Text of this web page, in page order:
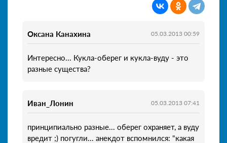
Оксана Канахина 05.03.2013 00:59
Интересно... Кукла-оберег и кукла-вуду - это
разные существа?
Иван_Лонин 05.03.2013 07:41
принципиально разные... оберег охраняет, а вуду
вредит ;) погугли... анекдот вспомнился: "какая